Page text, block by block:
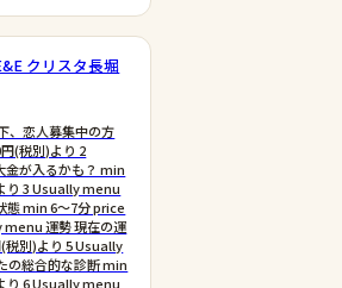
クリスタ長堀
、恋人募集中の方
(税別)より 2
が入るかも？ min
り 3 Usually menu
態 min 6〜7分 price
menu 運勢 現在の運
税別)より 5 Usually
の総合的な診断 min
り 6 Usually menu